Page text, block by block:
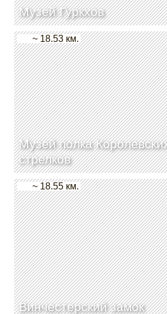
Музей Гуркхов
Музей полка
стрелков
~ 18.53 км.
Винчестерский замок
~ 18.55 км.